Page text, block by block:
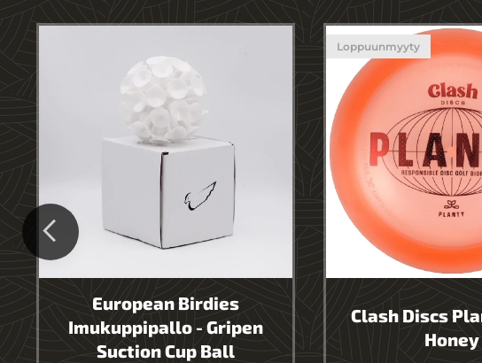
European Birdies
Imukuppipallo - Gripen
Suction Cup Ball
Clash Discs
Honey
Loppuunmyyty